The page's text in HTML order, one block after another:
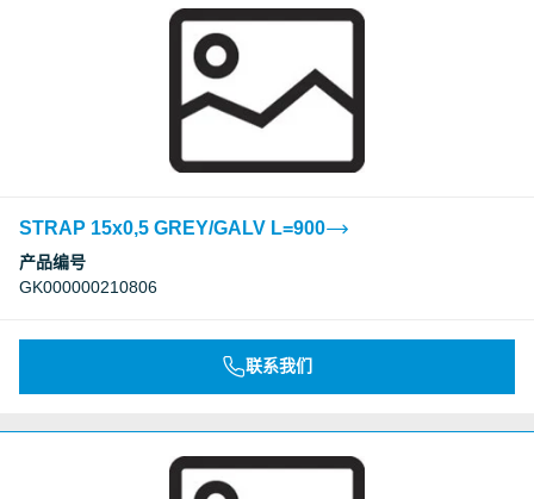
STRAP 15x0,5 GREY/GALV L=900
产品编号
GK000000210806
联系我们